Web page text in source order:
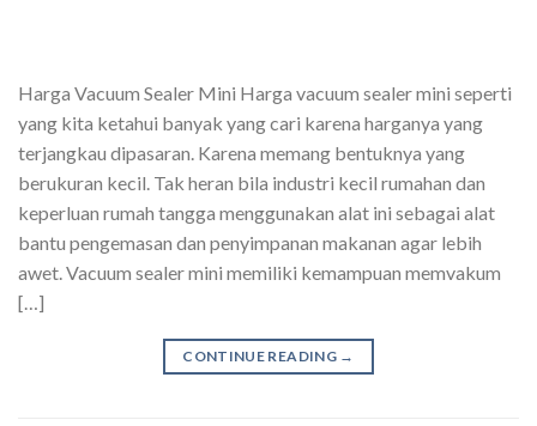
Harga Vacuum Sealer Mini Harga vacuum sealer mini seperti
yang kita ketahui banyak yang cari karena harganya yang
terjangkau dipasaran. Karena memang bentuknya yang
berukuran kecil. Tak heran bila industri kecil rumahan dan
keperluan rumah tangga menggunakan alat ini sebagai alat
bantu pengemasan dan penyimpanan makanan agar lebih
awet. Vacuum sealer mini memiliki kemampuan memvakum
[…]
CONTINUE READING →